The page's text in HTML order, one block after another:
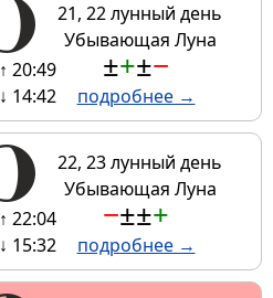
21, 22 лунный день
Убывающая Луна
↑ 20:49
↓ 14:42
±+±−
подробнее →
22, 23 лунный день
Убывающая Луна
↑ 22:04
↓ 15:32
−±±+
подробнее →